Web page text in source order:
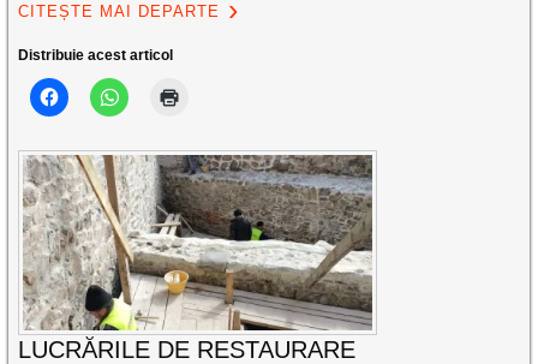
CITEȘTE MAI DEPARTE
Distribuie acest articol
LUCRĂRILE DE RESTAURARE